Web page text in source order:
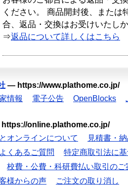
ください。 商品開封後、または
合、返品・交換はお受けいたし
⇒返品について詳しくはこちら
— https://www.plathome.co.jp/
情報 電子公告 OpenBlocks
https://online.plathome.co.jp/
オンラインについて
見積書・
よくあるご質問
特定商取引法に
校費・公費・科研費払い取引のご
様からの声 ご注文の取り消し